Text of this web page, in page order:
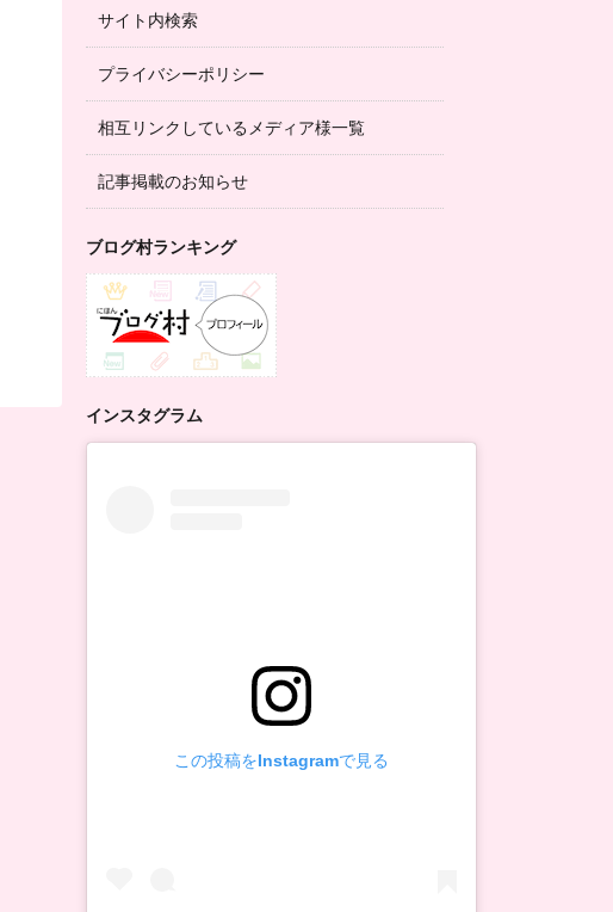
サイト内検索
プライバシーポリシー
相互リンクしているメディア様一覧
記事掲載のお知らせ
ブログ村ランキング
インスタグラム
この投稿をInstagramで見る